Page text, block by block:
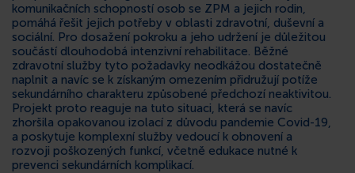
komunikačních schopností osob se ZPM a jejich rodin,
pomáhá řešit jejich potřeby v oblasti zdravotní, duševní a
sociální. Pro dosažení pokroku a jeho udržení je důležitou
součástí dlouhodobá intenzivní rehabilitace. Běžné
zdravotní služby tyto požadavky neodkážou dostatečně
naplnit a navíc se k získaným omezením přidružují potíže
sekundárního charakteru způsobené předchozí neaktivitou.
Projekt proto reaguje na tuto situaci, která se navíc
zhoršila opakovanou izolací z důvodu pandemie Covid-19,
a poskytuje komplexní služby vedoucí k obnovení a
rozvoji poškozených funkcí, včetně edukace nutné k
prevenci sekundárních komplikací.